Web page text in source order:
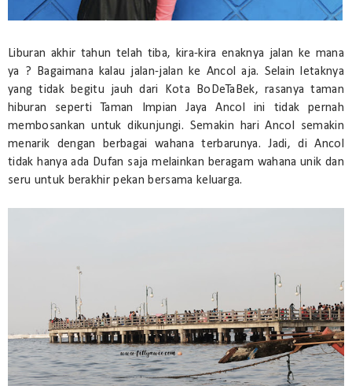
Liburan akhir tahun telah tiba, kira-kira enaknya jalan ke mana
ya ? Bagaimana kalau jalan-jalan ke Ancol aja. Selain letaknya
yang tidak begitu jauh dari Kota BoDeTaBek, rasanya taman
hiburan seperti Taman Impian Jaya Ancol ini tidak pernah
membosankan untuk dikunjungi. Semakin hari Ancol semakin
menarik dengan berbagai wahana terbarunya. Jadi, di Ancol
tidak hanya ada Dufan saja melainkan beragam wahana unik dan
seru untuk berakhir pekan bersama keluarga.